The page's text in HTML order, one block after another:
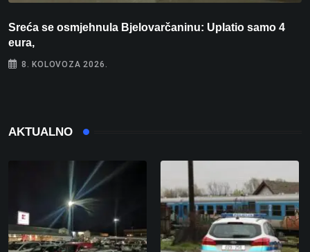
Sreća se osmjehnula Bjelovarčaninu: Uplatio samo 4
eura,
8. KOLOVOZA 2026.
AKTUALNO